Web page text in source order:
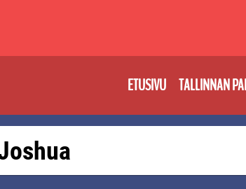
ETUSIVU TALLINNAN